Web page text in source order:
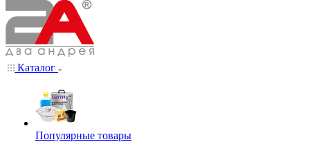
Каталог
Популярные товары